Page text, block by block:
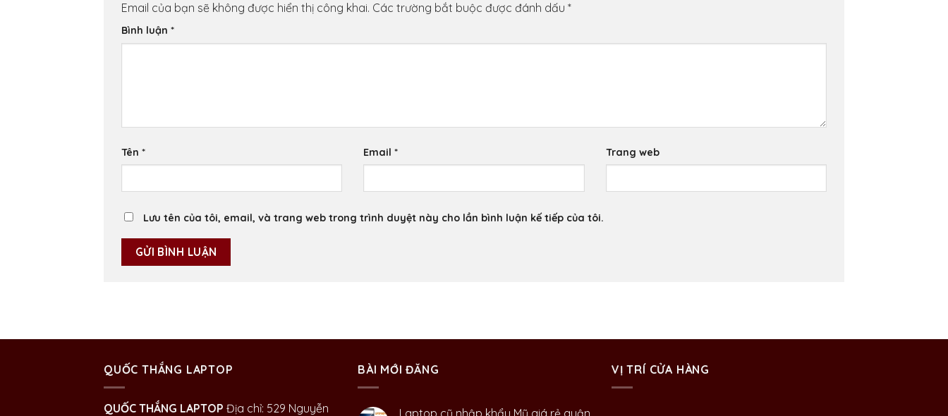
Email của bạn sẽ không được hiển thị công khai. Các trường bắt buộc được đánh dấu *
Bình luận *
Tên * Email* Trang web
Lưu tên của tôi, email, và trang web trong trình duyệt này cho lần bình luận kế tiếp của tôi.
QUỐC THẮNG LAPTOP
QUỐC THẮNG LAPTOP Địa chỉ: 529 Nguyễn
BÀI MỚI ĐĂNG
Laptop cũ nhập khẩu Mỹ giá rẻ quận
VỊ TRÍ CỬA HÀNG